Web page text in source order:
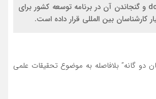
جمهوری خلق چین با اعلام استراتژی "جریان ‌دو گانه" double circulation و گنجاندن آن در برنامه توسعه کشور برای
استراتژی “جریان ‌دو گانه” بلافاصله به موضوع تحقیقات علمی